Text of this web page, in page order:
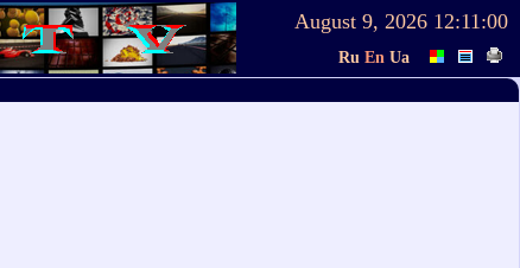
August 9, 2026 12:11:00
Ru En Ua